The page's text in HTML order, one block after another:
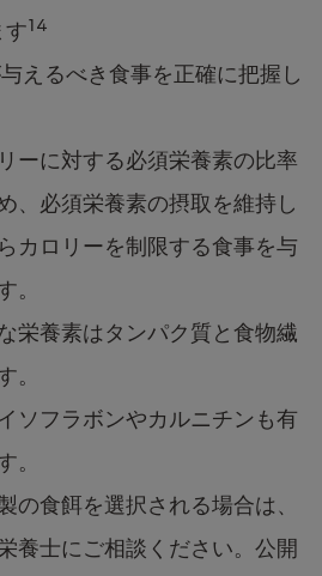
す14
えるべき食事を正確に把握し
ーに対する必須栄養素の比率
、必須栄養素の摂取を維持し
カロリーを制限する食事を与
。
栄養素はタンパク質と食物繊
。
ソフラボンやカルニチンも有
。
の食餌を選択される場合は、
養士にご相談ください。公開